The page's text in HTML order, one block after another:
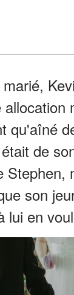
qu'aîné
de
Stephen,
son
lui en